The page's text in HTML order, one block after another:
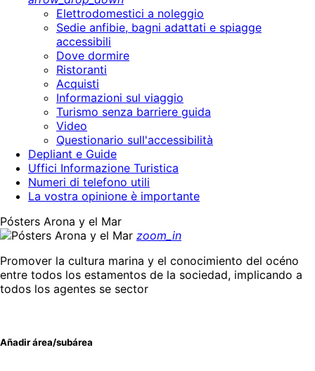
Elettrodomestici a noleggio
Sedie anfibie, bagni adattati e spiagge
accessibili
Dove dormire
Ristoranti
Acquisti
Informazioni sul viaggio
Turismo senza barriere guida
Video
Questionario sull'accessibilità
Depliant e Guide
Uffici Informazione Turistica
Numeri di telefono utili
La vostra opinione è importante
Pósters Arona y el Mar
zoom_in
Promover la cultura marina y el conocimiento del océno
entre todos los estamentos de la sociedad, implicando a
todos los agentes se sector
Añadir área/subárea